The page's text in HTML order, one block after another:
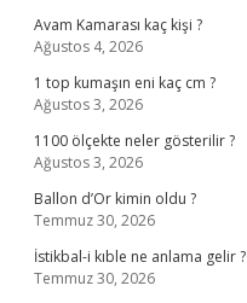
Avam Kamarası kaç kişi ?
Ağustos 4, 2026
1 top kumaşın eni kaç cm ?
Ağustos 3, 2026
1100 ölçekte neler gösterilir ?
Ağustos 3, 2026
Ballon d’Or kimin oldu ?
Temmuz 30, 2026
İstikbal-i kıble ne anlama gelir ?
Temmuz 30, 2026